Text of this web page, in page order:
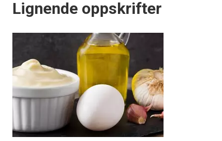
Lignende oppskrifter